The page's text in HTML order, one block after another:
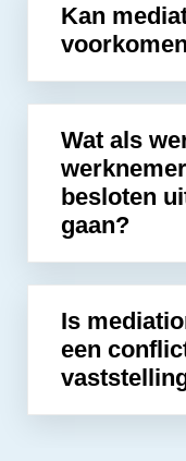
Kan
Wat als
besloten
gaan?
Is
een